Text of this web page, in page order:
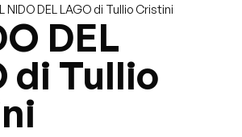
NIDO DEL LAGO di Tullio Cristini
DEL
di Tullio